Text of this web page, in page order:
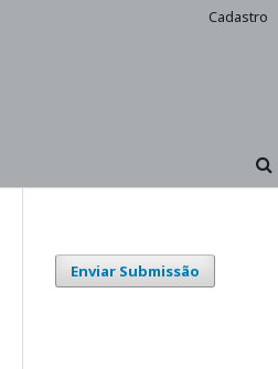
Cadastro
Enviar Submissão